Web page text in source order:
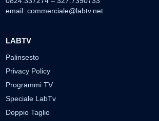
email: commerciale@labtv.net
LABTV
Palinsesto
Privacy Policy
Programmi TV
Speciale LabTv
Doppio Taglio